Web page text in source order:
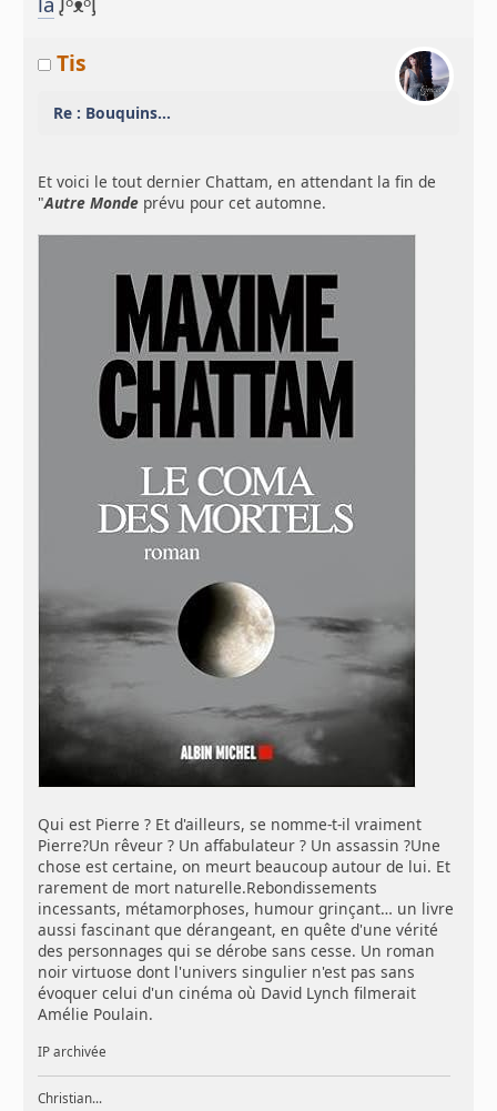
Tis
Re : Bouquins...
Et voici le tout dernier Chattam, en attendant la fin de
"Autre Monde prévu pour cet automne.
Qui est Pierre ? Et d'ailleurs, se nomme-t-il vraiment
Pierre?Un rêveur ? Un affabulateur ? Un assassin ?Une
chose est certaine, on meurt beaucoup autour de lui. Et
rarement de mort naturelle.Rebondissements
incessants, métamorphoses, humour grinçant… un livre
aussi fascinant que dérangeant, en quête d'une vérité
des personnages qui se dérobe sans cesse. Un roman
noir virtuose dont l'univers singulier n'est pas sans
évoquer celui d'un cinéma où David Lynch filmerait
Amélie Poulain.
IP archivée
Christian...